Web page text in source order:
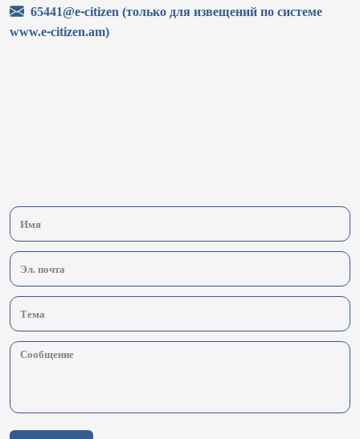
65441@e-citizen (только для извещений по системе
www.e-citizen.am)